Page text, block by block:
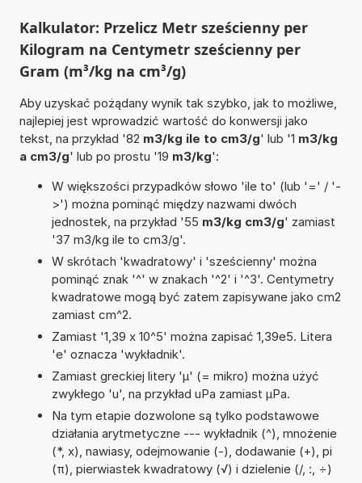
Kalkulator: Przelicz Metr sześcienny per
Kilogram na Centymetr sześcienny per
Gram (m³/kg na cm³/g)
Aby uzyskać pożądany wynik tak szybko, jak to możliwe,
najlepiej jest wprowadzić wartość do konwersji jako
tekst, na przykład '82 m3/kg ile to cm3/g' lub '1 m3/kg
a cm3/g' lub po prostu '19 m3/kg':
W większości przypadków słowo 'ile to' (lub '=' / '-
>') można pominąć między nazwami dwóch
jednostek, na przykład '55 m3/kg cm3/g' zamiast
'37 m3/kg ile to cm3/g'.
W skrótach 'kwadratowy' i 'sześcienny' można
pominąć znak '^' w znakach '^2' i '^3'. Centymetry
kwadratowe mogą być zatem zapisywane jako cm2
zamiast cm^2.
Zamiast '1,39 x 10^5' można zapisać 1,39e5. Litera
'e' oznacza 'wykładnik'.
Zamiast greckiej litery 'µ' (= mikro) można użyć
zwykłego 'u', na przykład uPa zamiast µPa.
Na tym etapie dozwolone są tylko podstawowe
działania arytmetyczne --- wykładnik (^), mnożenie
(*, x), nawiasy, odejmowanie (-), dodawanie (+), pi
(π), pierwiastek kwadratowy (√) i dzielenie (/, :, ÷)